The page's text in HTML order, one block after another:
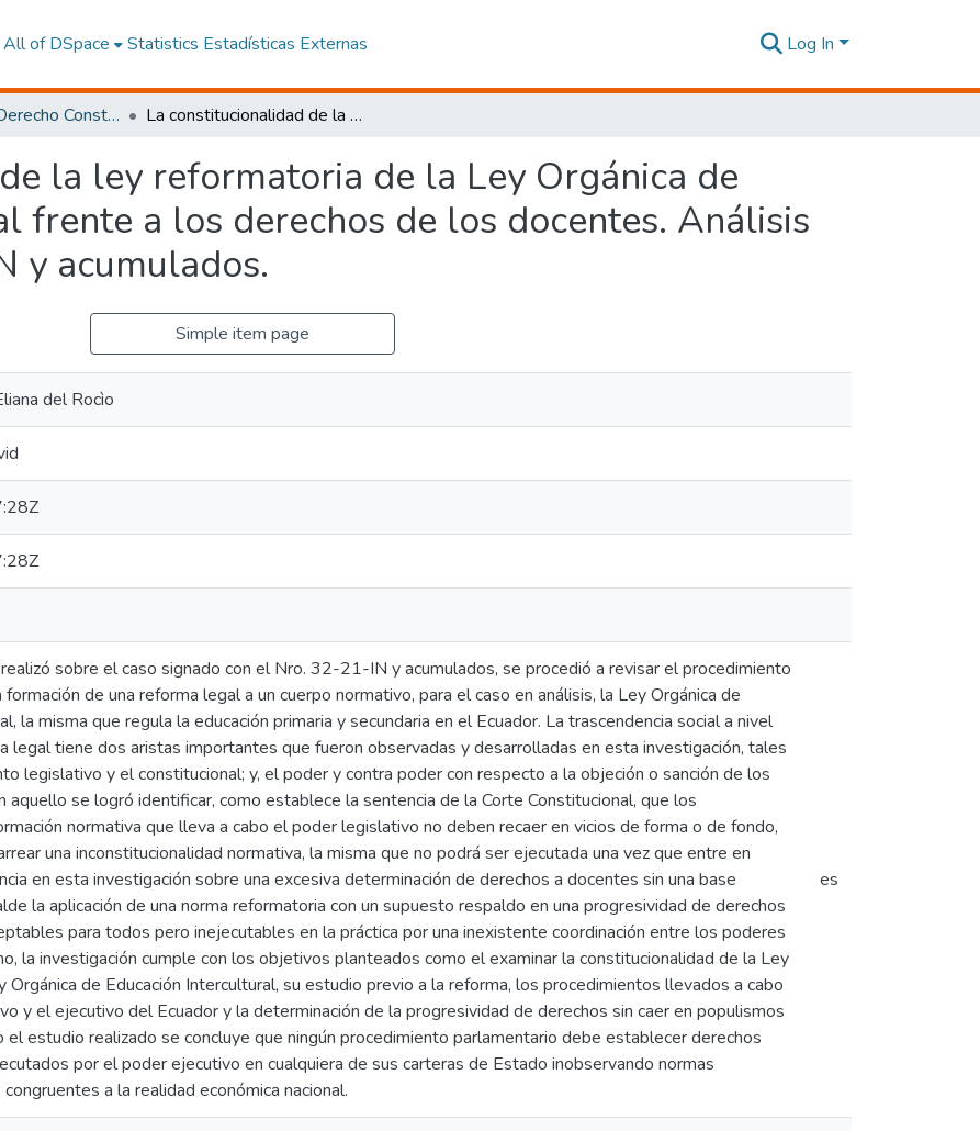
All of DSpace Statistics Estadísticas Externas Log In
Maestría en Derecho Constitucional con Mención en Derecho Constitucional La constitucionalidad de la ley reformatoria de la Ley Orgánica de Educación Intercultural frente a los derechos de los docentes. Análisis del caso Nro. 32-21-IN y acumulados.
la ley reformatoria de la Ley Orgánica de
frente a los derechos de los docentes. Análisis
y acumulados.
Simple item page
del Rocìo
sobre el caso signado con el Nro. 32-21-IN y acumulados, se procedió a revisar el procedimiento
de una reforma legal a un cuerpo normativo, para el caso en análisis, la Ley Orgánica de
la misma que regula la educación primaria y secundaria en el Ecuador. La trascendencia social a nivel
legal tiene dos aristas importantes que fueron observadas y desarrolladas en esta investigación, tales
legislativo y el constitucional; y, el poder y contra poder con respecto a la objeción o sanción de los
aquello se logró identificar, como establece la sentencia de la Corte Constitucional, que los
normativa que lleva a cabo el poder legislativo no deben recaer en vicios de forma o de fondo,
una inconstitucionalidad normativa, la misma que no podrá ser ejecutada una vez que entre en
en esta investigación sobre una excesiva determinación de derechos a docentes sin una base
la aplicación de una norma reformatoria con un supuesto respaldo en una progresividad de derechos
para todos pero inejecutables en la práctica por una inexistente coordinación entre los poderes
la investigación cumple con los objetivos planteados como el examinar la constitucionalidad de la Ley
Orgánica de Educación Intercultural, su estudio previo a la reforma, los procedimientos llevados a cabo
y el ejecutivo del Ecuador y la determinación de la progresividad de derechos sin caer en populismos
el estudio realizado se concluye que ningún procedimiento parlamentario debe establecer derechos
por el poder ejecutivo en cualquiera de sus carteras de Estado inobservando normas
a la realidad económica nacional.
es